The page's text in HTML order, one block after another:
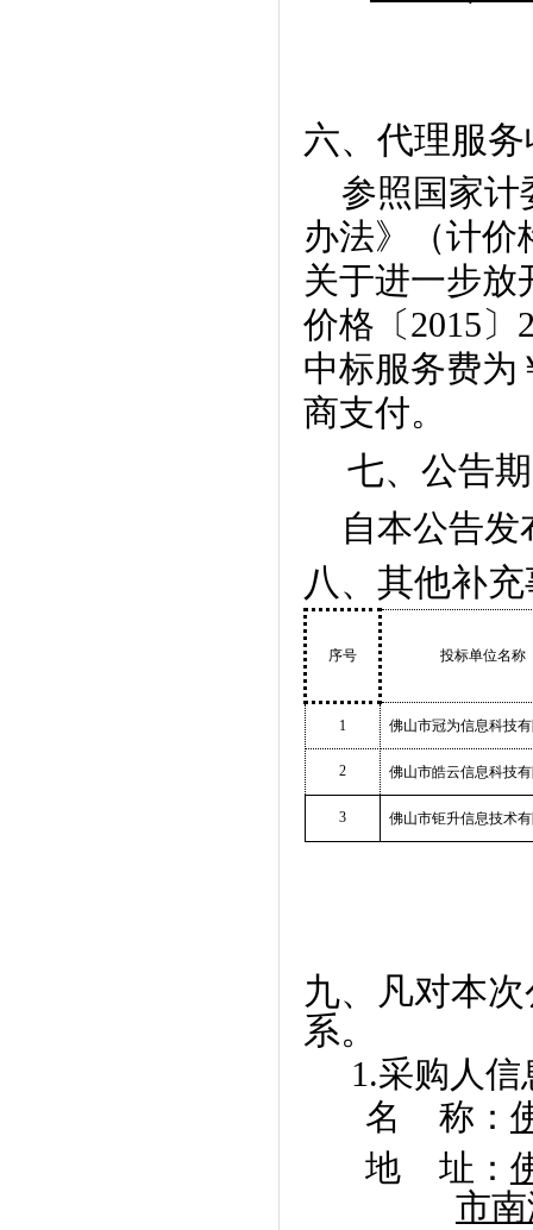
六、代理服
参照国家计
办法》（计价
关于进一步放
价格〔 2015 〕
中标服务费为
商支付。
七、公告
自本公告发
八、其他补
序号 投标单位名称
1 佛山市冠为信息科技
2 佛山市皓云信息科技
3 佛山市钜升信息技术
九、凡对本
系。
1.采购人信
名
称：
地
址：
市